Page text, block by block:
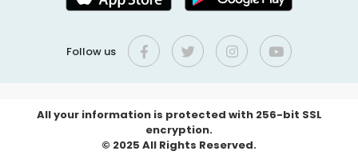
Follow us
All your information is protected with 256-bit SSL
encryption.
© 2025 All Rights Reserved.